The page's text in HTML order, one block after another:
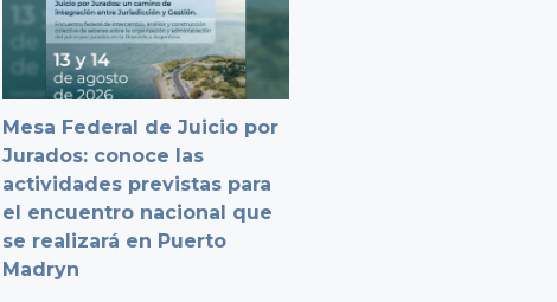
Mesa Federal de Juicio por
Jurados: conoce las
actividades previstas para
el encuentro nacional que
se realizará en Puerto
Madryn